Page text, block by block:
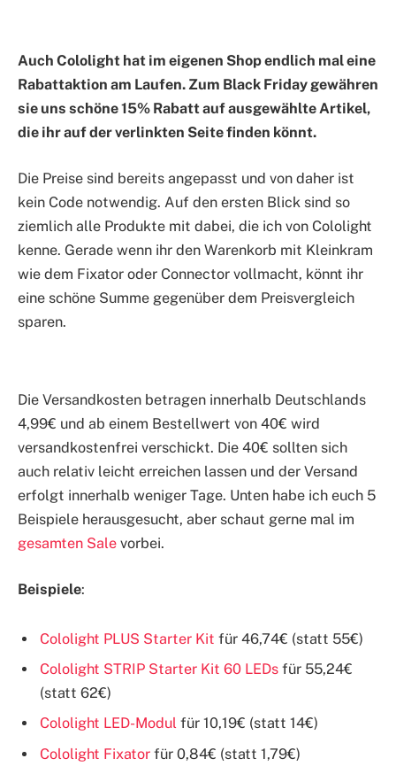
Auch Cololight hat im eigenen Shop endlich mal eine
Rabattaktion am Laufen. Zum Black Friday gewähren
sie uns schöne 15% Rabatt auf ausgewählte Artikel,
die ihr auf der verlinkten Seite finden könnt.
Die Preise sind bereits angepasst und von daher ist
kein Code notwendig. Auf den ersten Blick sind so
ziemlich alle Produkte mit dabei, die ich von Cololight
kenne. Gerade wenn ihr den Warenkorb mit Kleinkram
wie dem Fixator oder Connector vollmacht, könnt ihr
eine schöne Summe gegenüber dem Preisvergleich
sparen.
Die Versandkosten betragen innerhalb Deutschlands
4,99€ und ab einem Bestellwert von 40€ wird
versandkostenfrei verschickt. Die 40€ sollten sich
auch relativ leicht erreichen lassen und der Versand
erfolgt innerhalb weniger Tage. Unten habe ich euch 5
Beispiele herausgesucht, aber schaut gerne mal im
gesamten Sale vorbei.
Beispiele:
Cololight PLUS Starter Kit für 46,74€ (statt 55€)
Cololight STRIP Starter Kit 60 LEDs für 55,24€
(statt 62€)
Cololight LED-Modul für 10,19€ (statt 14€)
Cololight Fixator für 0,84€ (statt 1,79€)